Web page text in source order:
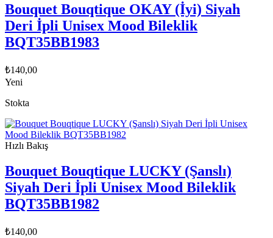
Bouquet Bouqtique OKAY (İyi) Siyah
Deri İpli Unisex Mood Bileklik
BQT35BB1983
₺140,00
Yeni
Stokta
Hızlı Bakış
Bouquet Bouqtique LUCKY (Şanslı)
Siyah Deri İpli Unisex Mood Bileklik
BQT35BB1982
₺140,00